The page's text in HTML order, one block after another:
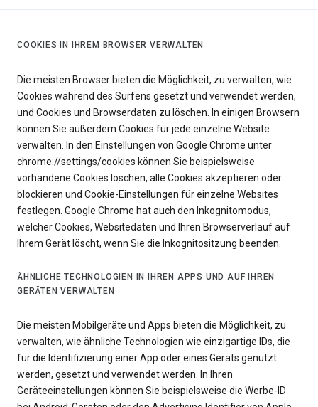
COOKIES IN IHREM BROWSER VERWALTEN
Die meisten Browser bieten die Möglichkeit, zu verwalten, wie
Cookies während des Surfens gesetzt und verwendet werden,
und Cookies und Browserdaten zu löschen. In einigen Browsern
können Sie außerdem Cookies für jede einzelne Website
verwalten. In den Einstellungen von Google Chrome unter
chrome://settings/cookies können Sie beispielsweise
vorhandene Cookies löschen, alle Cookies akzeptieren oder
blockieren und Cookie-Einstellungen für einzelne Websites
festlegen. Google Chrome hat auch den Inkognitomodus,
welcher Cookies, Websitedaten und Ihren Browserverlauf auf
Ihrem Gerät löscht, wenn Sie die Inkognitositzung beenden.
ÄHNLICHE TECHNOLOGIEN IN IHREN APPS UND AUF IHREN
GERÄTEN VERWALTEN
Die meisten Mobilgeräte und Apps bieten die Möglichkeit, zu
verwalten, wie ähnliche Technologien wie einzigartige IDs, die
für die Identifizierung einer App oder eines Geräts genutzt
werden, gesetzt und verwendet werden. In Ihren
Geräteeinstellungen können Sie beispielsweise die Werbe-ID